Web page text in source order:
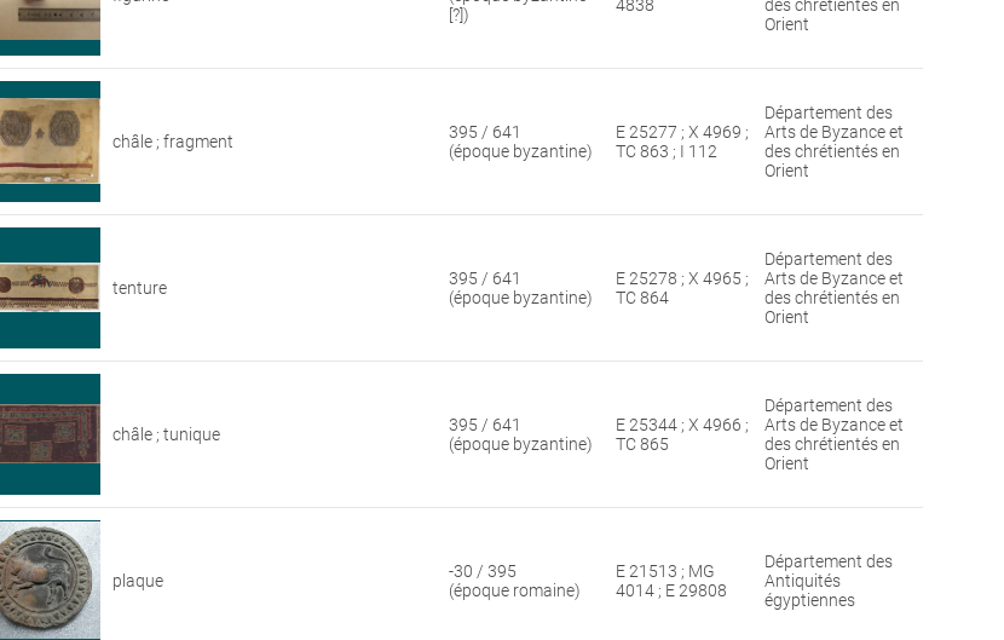
[?])
4838
des chrétientés en
Orient
châle ; fragment
395 / 641
(époque byzantine)
E 25277 ; X 4969 ;
TC 863 ; I 112
Département des
Arts de Byzance et
des chrétientés en
Orient
tenture
395 / 641
(époque byzantine)
E 25278 ; X 4965 ;
TC 864
Département des
Arts de Byzance et
des chrétientés en
Orient
châle ; tunique
395 / 641
(époque byzantine)
E 25344 ; X 4966 ;
TC 865
Département des
Arts de Byzance et
des chrétientés en
Orient
plaque
-30 / 395
(époque romaine)
E 21513 ; MG
4014 ; E 29808
Département des
Antiquités
égyptiennes